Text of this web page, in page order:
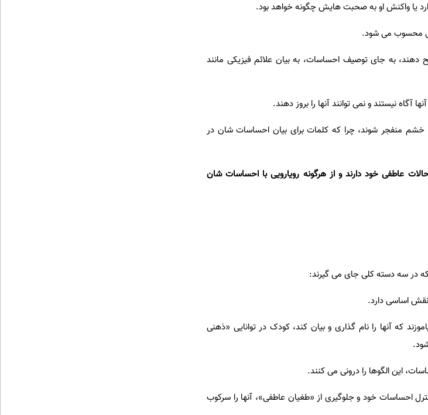
یا واکنش او به صحبت هایش چگونه خواهد بود.
محسوب می شود.
دهند، به جای توصیف احساسات، به بیان علائم فیزیکی مانند
آگاه نیستند و نمی توانند آنها را بروز دهند.
منفجر شوند، چرا که کلمات برای بیان احساسات شان در
عاطفی خود دارند و از هرگونه رویارویی با احساسات شان
در سه دسته کلی جای می گیرند:
نقش اساسی دارد.
که آنها را نام گذاری و بیان کند، کودک در توانایی «ذهنی
این الگوها را درونی می کنند.
احساسات خود و جلوگیری از «طغیان عاطفی»، آنها را سرکوب